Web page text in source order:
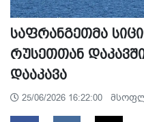
საფრანგეთმა
რუსეთთან
დააკავა
25/06/2026 16:22:00